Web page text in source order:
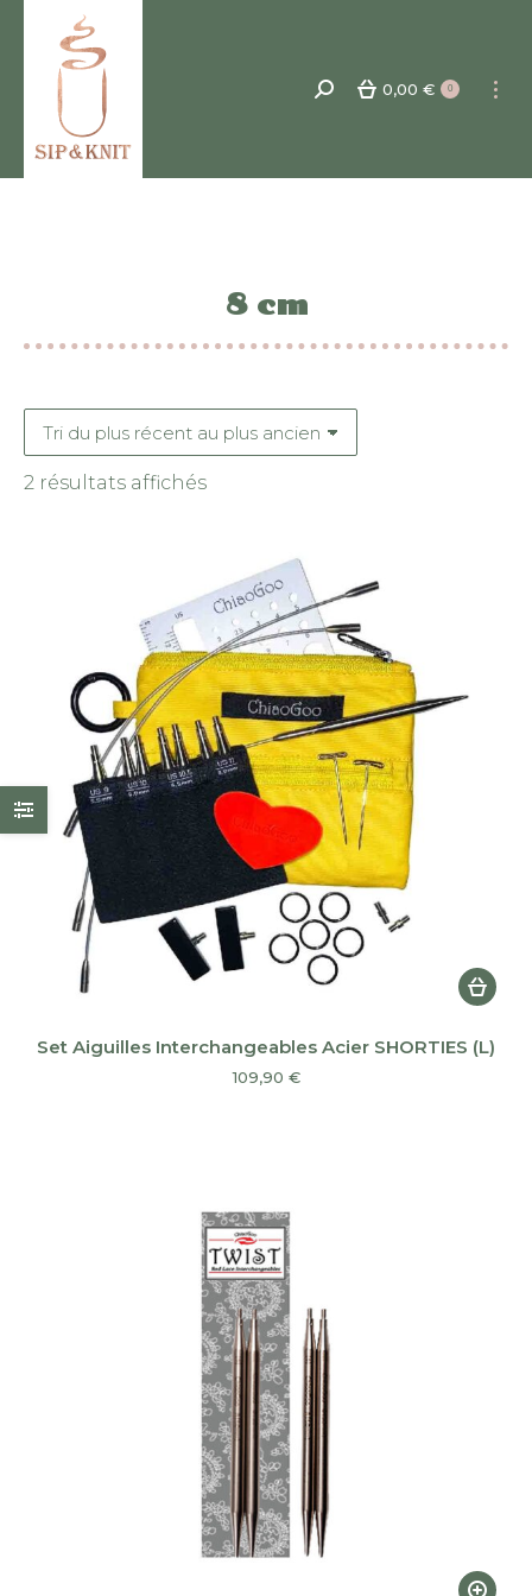
Recherche
0,00 € 0
8 cm
2 résultats affichésTrié
récent
au
plus
ancien
Set Aiguilles Interchangeables Acier SHORTIES (L)
109,90 €
Ce